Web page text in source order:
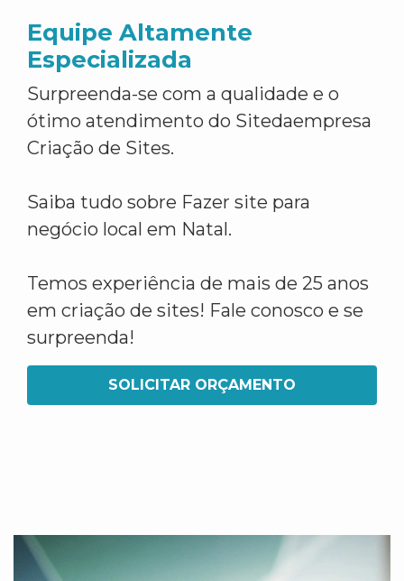
Equipe Altamente
Especializada
Surpreenda-se com a qualidade e o
ótimo atendimento do Sitedaempresa
Criação de Sites.
Saiba tudo sobre Fazer site para
negócio local em Natal.
Temos experiência de mais de 25 anos
em criação de sites! Fale conosco e se
surpreenda!
SOLICITAR ORÇAMENTO